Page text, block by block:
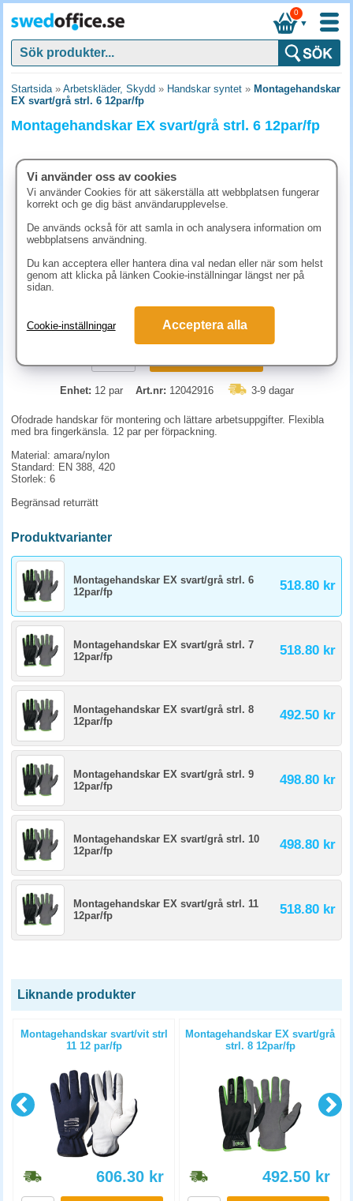
▼
0
Startsida» Arbetskläder, Skydd » Handskar syntet » Montagehandskar
EX svart/grå strl. 6 12par/fp
Montagehandskar EX svart/grå strl. 6 12par/fp
518.80 kr (inkl. moms)
Enhet: 12 par Art.nr: 12042916 3-9 dagar
Ofodrade handskar för montering och lättare arbetsuppgifter. Flexibla
med bra fingerkänsla. 12 par per förpackning.
Material: amara/nylon
Standard: EN 388, 420
Storlek: 6
Begränsad returrätt
Produktvarianter
Montagehandskar EX svart/grå strl. 6
12par/fp
518.80 kr
Montagehandskar EX svart/grå strl. 7
12par/fp
518.80 kr
Montagehandskar EX svart/grå strl. 8
12par/fp
492.50 kr
Montagehandskar EX svart/grå strl. 9
12par/fp
498.80 kr
Montagehandskar EX svart/grå strl. 10
12par/fp
498.80 kr
Montagehandskar EX svart/grå strl. 11
12par/fp
518.80 kr
Liknande produkter
Montagehandskar svart/vit strl
11 12 par/fp
606.30 kr
Montagehandskar EX svart/grå
strl. 8 12par/fp
492.50 kr
Vi använder oss av cookies
Vi använder Cookies för att säkerställa att webbplatsen fungerar
korrekt och ge dig bäst användarupplevelse.
De används också för att samla in och analysera information om
webbplatsens användning.
Du kan acceptera eller hantera dina val nedan eller när som helst
genom att klicka på länken Cookie-inställningar längst ner på
sidan.
Cookie-inställningar Acceptera alla